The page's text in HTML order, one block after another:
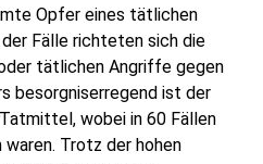
Opfer eines tätlichen
Fälle richteten sich die
tätlichen Angriffe gegen
besorgniserregend ist der
wobei in 60 Fällen
Trotz der hohen